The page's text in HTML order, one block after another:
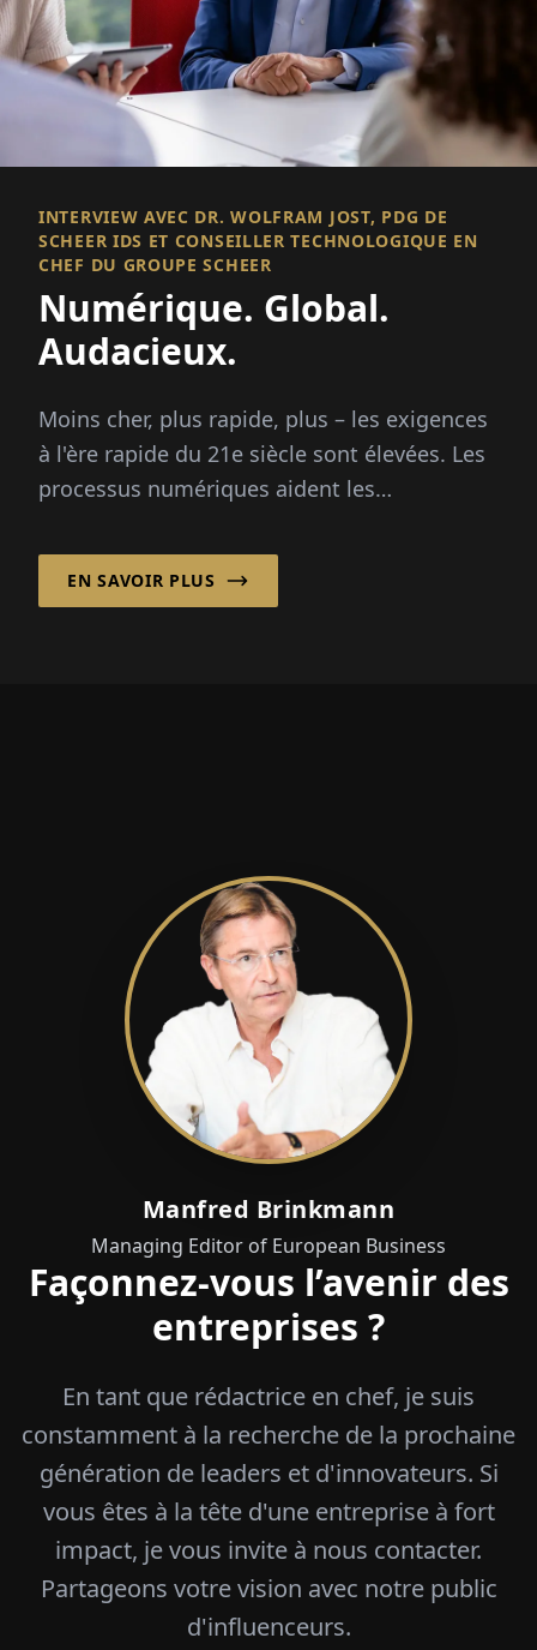
INTERVIEW AVEC DR. WOLFRAM JOST, PDG DE
SCHEER IDS ET CONSEILLER TECHNOLOGIQUE EN
CHEF DU GROUPE SCHEER
Numérique. Global.
Audacieux.
Moins cher, plus rapide, plus – les exigences
à l'ère rapide du 21e siècle sont élevées. Les
processus numériques aident les
EN SAVOIR PLUS
Manfred Brinkmann
Managing Editor of European Business
Façonnez-vous l’avenir des
entreprises ?
En tant que rédactrice en chef, je suis
constamment à la recherche de la prochaine
génération de leaders et d'innovateurs. Si
vous êtes à la tête d'une entreprise à fort
impact, je vous invite à nous contacter.
Partageons votre vision avec notre public
d'influenceurs.